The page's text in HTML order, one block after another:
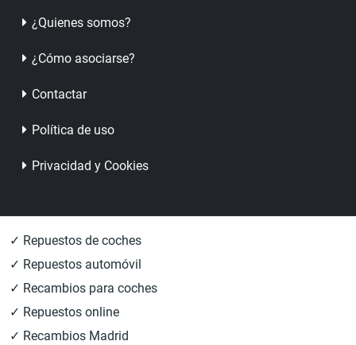
¿Quienes somos?
¿Cómo asociarse?
Contactar
Política de uso
Privacidad y Cookies
✓ Repuestos de coches
✓ Repuestos automóvil
✓ Recambios para coches
✓ Repuestos online
✓ Recambios Madrid